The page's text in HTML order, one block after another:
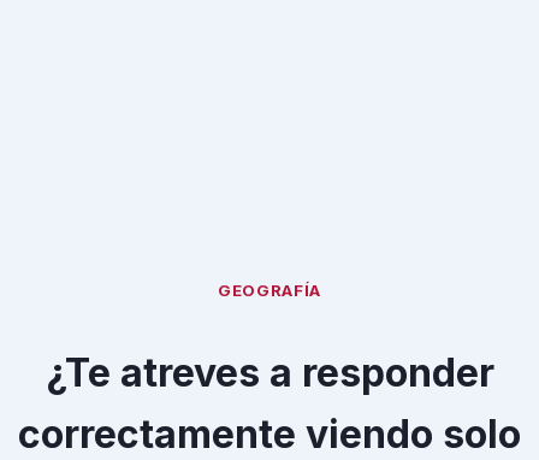
GEOGRAFÍA
¿Te atreves a responder
correctamente viendo solo